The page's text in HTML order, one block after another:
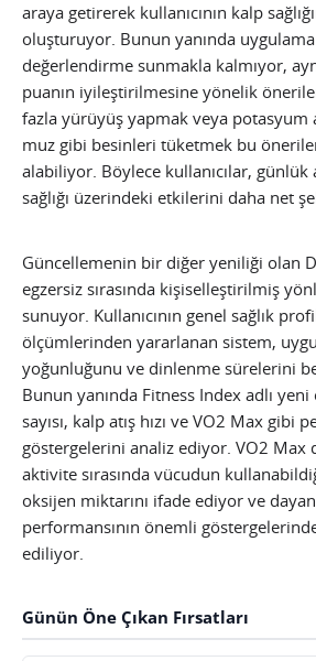
araya getirerek kullanıcının kalp
oluşturuyor. Bunun yanında
değerlendirme sunmakla kalmıyor,
puanın iyileştirilmesine yönelik
fazla yürüyüş yapmak veya potasyum
muz gibi besinleri tüketmek bu
alabiliyor. Böylece kullanıcılar, günlük
sağlığı üzerindeki etkilerini daha net
Güncellemenin bir diğer yeniliği olan
egzersiz sırasında kişiselleştirilmiş
sunuyor. Kullanıcının genel sağlık
ölçümlerinden yararlanan sistem,
yoğunluğunu ve dinlenme sürelerini
Bunun yanında Fitness Index adlı
sayısı, kalp atış hızı ve VO2 Max gibi
göstergelerini analiz ediyor. VO2 Max
aktivite sırasında vücudun
oksijen miktarını ifade ediyor ve
performansının önemli
ediliyor.
Günün Öne Çıkan Fırsatları